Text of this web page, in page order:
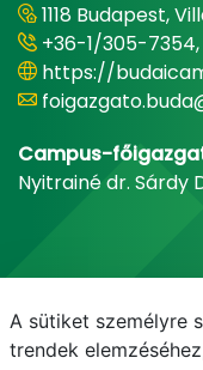
1118 Budapest,
+36-1/305-
https://
Campus-
Nyitrainé dr. Sárdy
A sütiket személyre
trendek